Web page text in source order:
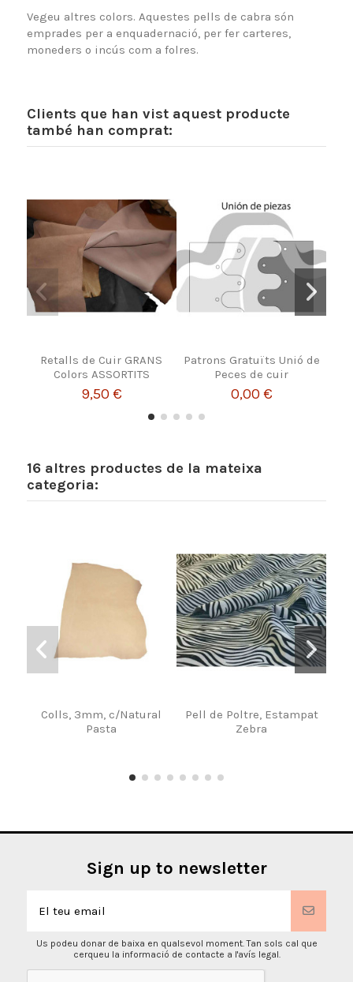
Vegeu altres colors. Aquestes pells de cabra són
emprades per a enquadernació, per fer carteres,
moneders o incús com a folres.
Clients que han vist aquest producte
també han comprat:
Retalls de Cuir GRANS
Colors ASSORTITS
9,50 €
Patrons Gratuïts Unió de
Peces de cuir
0,00 €
16 altres productes de la mateixa
categoria:
Colls, 3mm, c/Natural
Pasta
Pell de Poltre, Estampat
Zebra
Sign up to newsletter
Us podeu donar de baixa en qualsevol moment. Tan sols cal que
cerqueu la informació de contacte a l'avís legal.